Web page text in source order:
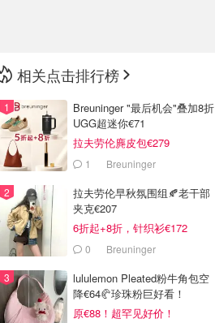
相关点击排行榜
Breuninger "最后机会"叠加8折
UGG超迷你€71
拉夫劳伦麂皮包€279
1 Breuninger
拉夫劳伦早秋氛围组🍂老干部
夹克€207
6折起+8折，针织衫€172
0 Breuninger
lululemon Pleated粉牛角包空
降€64🥐珍珠粉巨好看！
原€88！超罕见好价！